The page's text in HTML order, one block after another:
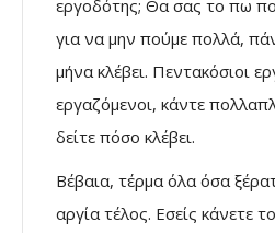
εργοδότης; Θα σας το πω
για να μην πούμε πολλά,
μήνα κλέβει. Πεντακόσιοι
εργαζόμενοι, κάντε
δείτε πόσο κλέβει.
Βέβαια, τέρμα όλα όσα
αργία τέλος. Εσείς κάνετε